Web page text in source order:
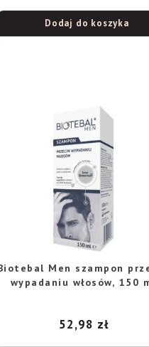
Dodaj do koszyka
Men szampon
wypadaniu włosów, 150
52,98 zł